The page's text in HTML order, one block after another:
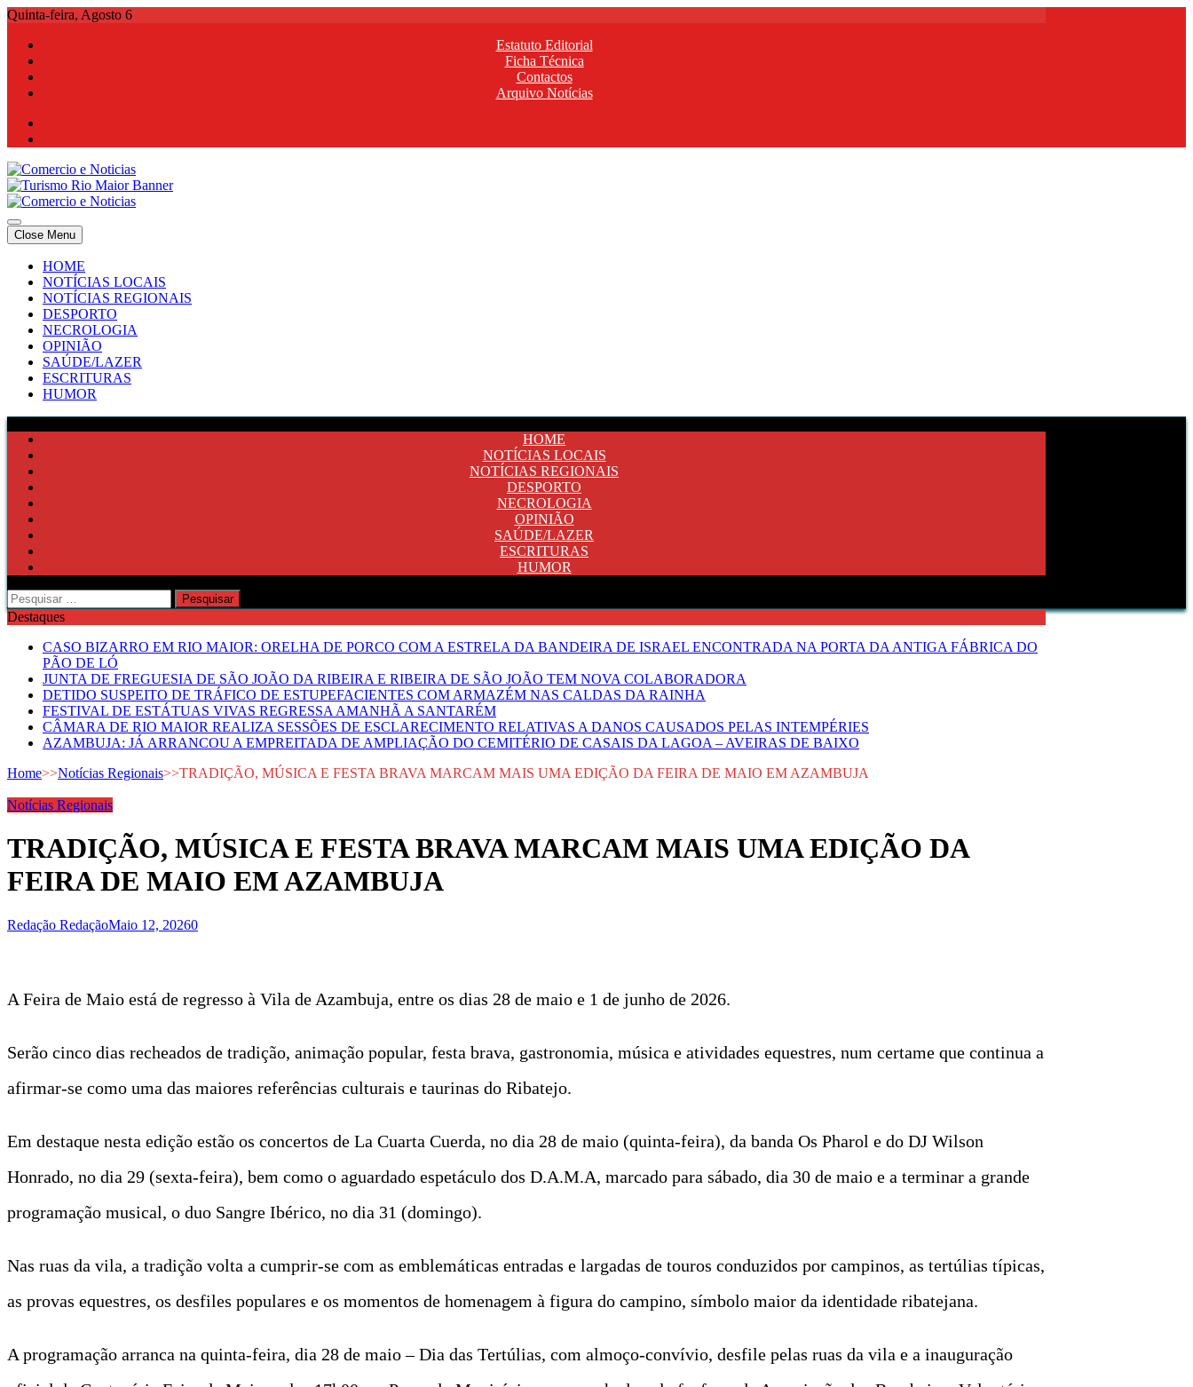
Skip
content
Quinta-feira, Agosto 6
Estatuto Editorial
Ficha Técnica
Contactos
Arquivo Notícias
Comercio e Noticias
Notícias e Publicidade Online
Comercio e Noticias
Notícias e Publicidade Online
Close Menu
HOME
NOTÍCIAS LOCAIS
NOTÍCIAS REGIONAIS
DESPORTO
NECROLOGIA
OPINIÃO
SAÚDE/LAZER
ESCRITURAS
HUMOR
HOME
NOTÍCIAS LOCAIS
NOTÍCIAS REGIONAIS
DESPORTO
NECROLOGIA
OPINIÃO
SAÚDE/LAZER
ESCRITURAS
HUMOR
Pesquisar
por:
Destaques
CASO BIZARRO EM RIO MAIOR: ORELHA DE PORCO COM A ESTRELA DA BANDEIRA DE ISRAEL ENCONTRADA NA PORTA DA ANTIGA FÁBRICA DO
PÃO DE LÓ
JUNTA DE FREGUESIA DE SÃO JOÃO DA RIBEIRA E RIBEIRA DE SÃO JOÃO TEM NOVA COLABORADORA
DETIDO SUSPEITO DE TRÁFICO DE ESTUPEFACIENTES COM ARMAZÉM NAS CALDAS DA RAINHA
FESTIVAL DE ESTÁTUAS VIVAS REGRESSA AMANHÃ A SANTARÉM
CÂMARA DE RIO MAIOR REALIZA SESSÕES DE ESCLARECIMENTO RELATIVAS A DANOS CAUSADOS PELAS INTEMPÉRIES
AZAMBUJA: JÁ ARRANCOU A EMPREITADA DE AMPLIAÇÃO DO CEMITÉRIO DE CASAIS DA LAGOA – AVEIRAS DE BAIXO
Home>>Notícias Regionais>>TRADIÇÃO, MÚSICA E FESTA BRAVA MARCAM MAIS UMA EDIÇÃO DA FEIRA DE MAIO EM AZAMBUJA
Notícias Regionais
TRADIÇÃO, MÚSICA E FESTA BRAVA MARCAM MAIS UMA EDIÇÃO DA
FEIRA DE MAIO EM AZAMBUJA
Redação RedaçãoMaio 12, 20260
A Feira de Maio está de regresso à Vila de Azambuja, entre os dias 28 de maio e 1 de junho de 2026.
Serão cinco dias recheados de tradição, animação popular, festa brava, gastronomia, música e atividades equestres, num certame que continua a
afirmar‑se como uma das maiores referências culturais e taurinas do Ribatejo.
Em destaque nesta edição estão os concertos de La Cuarta Cuerda, no dia 28 de maio (quinta-feira), da banda Os Pharol e do DJ Wilson
Honrado, no dia 29 (sexta-feira), bem como o aguardado espetáculo dos D.A.M.A, marcado para sábado, dia 30 de maio e a terminar a grande
programação musical, o duo Sangre Ibérico, no dia 31 (domingo).
Nas ruas da vila, a tradição volta a cumprir‑se com as emblemáticas entradas e largadas de touros conduzidos por campinos, as tertúlias típicas,
as provas equestres, os desfiles populares e os momentos de homenagem à figura do campino, símbolo maior da identidade ribatejana.
A programação arranca na quinta‑feira, dia 28 de maio – Dia das Tertúlias, com almoço‑convívio, desfile pelas ruas da vila e a inauguração